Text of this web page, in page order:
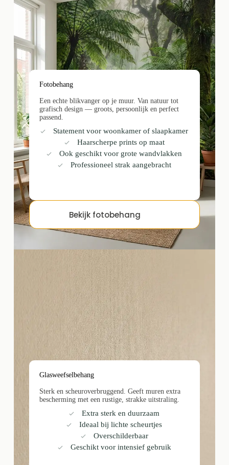
Fotobehang
Een echte blikvanger op je muur. Van natuur tot
grafisch design — groots, persoonlijk en perfect
passend.
Statement voor woonkamer of slaapkamer
Haarscherpe prints op maat
Ook geschikt voor grote wandvlakken
Professioneel strak aangebracht
Bekijk fotobehang
Glasweefselbehang
Sterk en scheuroverbruggend. Geeft muren extra
bescherming met een rustige, strakke uitstraling.
Extra sterk en duurzaam
Ideaal bij lichte scheurtjes
Overschilderbaar
Geschikt voor intensief gebruik